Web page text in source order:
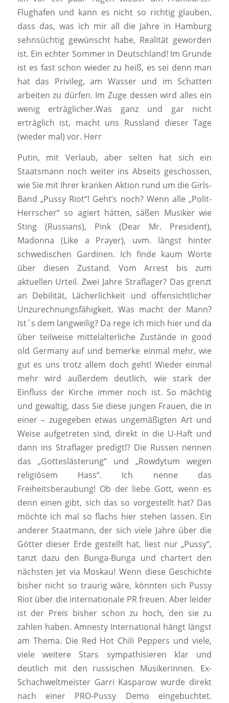
Flughafen und kann es nicht so richtig glauben,
dass das, was ich mir all die Jahre in Hamburg
sehnsüchtig gewünscht habe, Realität geworden
ist. Ein echter Sommer in Deutschland! Im Grunde
ist es fast schon wieder zu heiß, es sei denn man
hat das Privileg, am Wasser und im Schatten
arbeiten zu dürfen. Im Zuge dessen wird alles ein
wenig erträglicher.Was ganz und gar nicht
erträglich ist, macht uns Russland dieser Tage
(wieder mal) vor. Herr
Putin, mit Verlaub, aber selten hat sich ein
Staatsmann noch weiter ins Abseits geschossen,
wie Sie mit Ihrer kranken Aktion rund um die Girls-
Band „Pussy Riot“! Geht’s noch? Wenn alle „Polit-
Herrscher“ so agiert hätten, säßen Musiker wie
Sting (Russians), Pink (Dear Mr. President),
Madonna (Like a Prayer), uvm. längst hinter
schwedischen Gardinen. Ich finde kaum Worte
über diesen Zustand. Vom Arrest bis zum
aktuellen Urteil. Zwei Jahre Straflager? Das grenzt
an Debilität, Lächerlichkeit und offensichtlicher
Unzurechnungsfähigkeit. Was macht der Mann?
Ist´s dem langweilig? Da rege ich mich hier und da
über teilweise mittelalterliche Zustände in good
old Germany auf und bemerke einmal mehr, wie
gut es uns trotz allem doch geht! Wieder einmal
mehr wird außerdem deutlich, wie stark der
Einfluss der Kirche immer noch ist. So mächtig
und gewaltig, dass Sie diese jungen Frauen, die in
einer – zugegeben etwas ungemäßigten Art und
Weise aufgetreten sind, direkt in die U-Haft und
dann ins Straflager predigt!? Die Russen nennen
das „Gotteslästerung“ und „Rowdytum wegen
religiösem Hass“. Ich nenne das
Freiheitsberaubung! Ob der liebe Gott, wenn es
denn einen gibt, sich das so vorgestellt hat? Das
möchte ich mal so flachs hier stehen lassen. Ein
anderer Staatmann, der sich viele Jahre über die
Götter dieser Erde gestellt hat, liest nur „Pussy“,
tanzt dazu den Bunga-Bunga und chartert den
nächsten Jet via Moskau! Wenn diese Geschichte
bisher nicht so traurig wäre, könnten sich Pussy
Riot über die internationale PR freuen. Aber leider
ist der Preis bisher schon zu hoch, den sie zu
zahlen haben. Amnesty International hängt längst
am Thema. Die Red Hot Chili Peppers und viele,
viele weitere Stars sympathisieren klar und
deutlich mit den russischen Musikerinnen. Ex-
Schachweltmeister Garri Kasparow wurde direkt
nach einer PRO-Pussy Demo eingebuchtet.